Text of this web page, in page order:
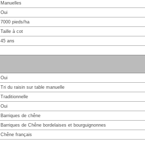
Manuelles
Oui
7000 pieds/ha
Taille à cot
45 ans
Oui
Tri du raisin sur table manuelle
Traditionnelle
Oui
Barriques de chêne
Barriques de Chêne bordelaises et bourguignonnes
Chêne français